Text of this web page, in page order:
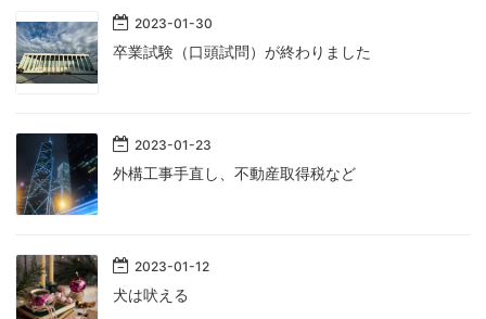
2023-01-30
卒業試験（口頭試問）が終わりました
2023-01-23
外構工事手直し、不動産取得税など
2023-01-12
犬は吠える